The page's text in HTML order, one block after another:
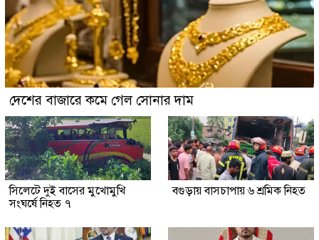
দেশের বাজারে কমে গেল সোনার দাম
সিলেটে দুই বাসের মুখোমুখি
সংঘর্ষে নিহত ৭
বগুড়ায় বাসচাপায় ৬ শ্রমিক নিহত